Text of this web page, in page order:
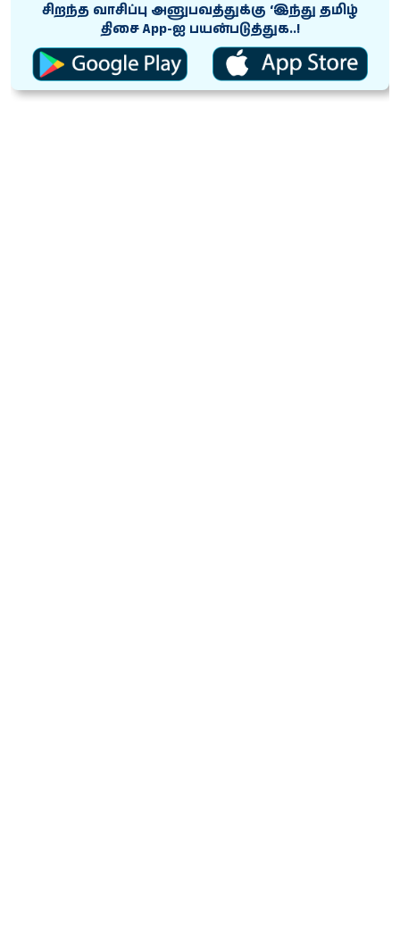
சிறந்த வாசிப்பு அனுபவத்துக்கு ‘இந்து தமிழ்
திசை App-ஐ பயன்படுத்துக..!